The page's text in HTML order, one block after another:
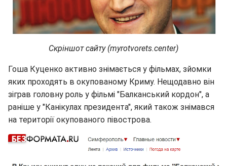
Скріншот сайту (myrotvorets.center)
Гоша Куценко активно знімається у фільмах, зйомки
яких проходять в окупованому Криму. Нещодавно він
зіграв головну роль у фільмі "Балканський кордон", а
раніше у "Канікулах президента", який також знімався
на території окупованого півострова.